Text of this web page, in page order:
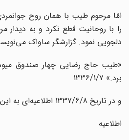
امّا مرحوم طیب با همان روح
را با روحانیت قطع نکرد و به دیدار
دلجویى نمود. گزارشگر ساواک مى‌نویسد:
«طیب حاج رضایى چهار صندوق میوه
برد.» 1336/1/7
و در تاریخ 1337/6/8 اطلاعیه‌اى به این شرح به ساواک رسید:
اطلاعیه